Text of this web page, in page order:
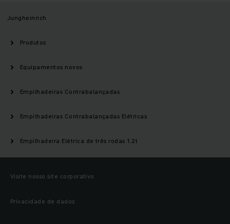
Jungheinrich
Produtos
Equipamentos novos
Empilhadeiras Contrabalançadas
Empilhadeiras Contrabalançadas Elétricas
Empilhadeira Elétrica de três rodas 1.2t
Visite nosso site corporativo
Privacidade de dados